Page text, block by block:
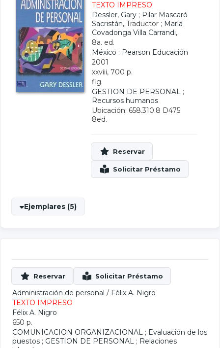
TEXTO IMPRESO
Dessler, Gary ; Pilar Mascaró
Sacristán, Traductor ; María
Covadonga Villa Carrandi,
8a. ed.
México : Pearson Educación
2001
xxviii, 700 p.
fig.
GESTION DE PERSONAL ;
Recursos humanos
Ubicación: 658.310.8 D475
8ed.
Ejemplares (5)
Administración de personal / Félix A. Nigro
TEXTO IMPRESO
Félix A. Nigro
650 p.
COMUNICACION ORGANIZACIONAL ; Evaluación de los
puestos ; GESTION DE PERSONAL ; Relaciones